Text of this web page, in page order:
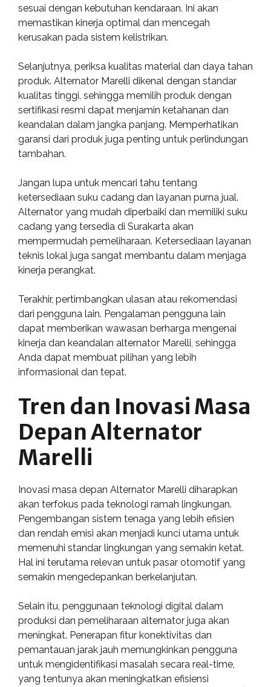
sesuai dengan kebutuhan kendaraan. Ini akan
memastikan kinerja optimal dan mencegah
kerusakan pada sistem kelistrikan.
Selanjutnya, periksa kualitas material dan daya tahan
produk. Alternator Marelli dikenal dengan standar
kualitas tinggi, sehingga memilih produk dengan
sertifikasi resmi dapat menjamin ketahanan dan
keandalan dalam jangka panjang. Memperhatikan
garansi dari produk juga penting untuk perlindungan
tambahan.
Jangan lupa untuk mencari tahu tentang
ketersediaan suku cadang dan layanan purna jual.
Alternator yang mudah diperbaiki dan memiliki suku
cadang yang tersedia di Surakarta akan
mempermudah pemeliharaan. Ketersediaan layanan
teknis lokal juga sangat membantu dalam menjaga
kinerja perangkat.
Terakhir, pertimbangkan ulasan atau rekomendasi
dari pengguna lain. Pengalaman pengguna lain
dapat memberikan wawasan berharga mengenai
kinerja dan keandalan alternator Marelli, sehingga
Anda dapat membuat pilihan yang lebih
informasional dan tepat.
Tren dan Inovasi Masa
Depan Alternator
Marelli
Inovasi masa depan Alternator Marelli diharapkan
akan terfokus pada teknologi ramah lingkungan.
Pengembangan sistem tenaga yang lebih efisien
dan rendah emisi akan menjadi kunci utama untuk
memenuhi standar lingkungan yang semakin ketat.
Hal ini terutama relevan untuk pasar otomotif yang
semakin mengedepankan berkelanjutan.
Selain itu, penggunaan teknologi digital dalam
produksi dan pemeliharaan alternator juga akan
meningkat. Penerapan fitur konektivitas dan
pemantauan jarak jauh memungkinkan pengguna
untuk mengidentifikasi masalah secara real-time,
yang tentunya akan meningkatkan efisiensi